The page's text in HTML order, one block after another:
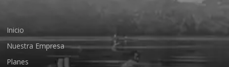
Inicio
Nuestra Empresa
Planes